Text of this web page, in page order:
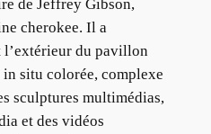
de Jeffrey Gibson,
cherokee. Il a
du pavillon
situ colorée, complexe
sculptures multimédias,
et des vidéos